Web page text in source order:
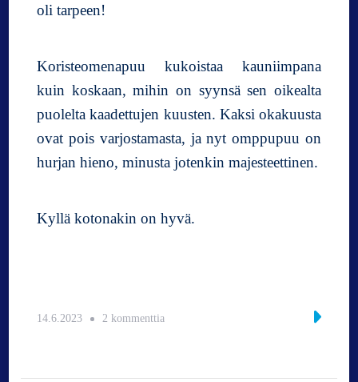
oli tarpeen!
Koristeomenapuu kukoistaa kauniimpana
kuin koskaan, mihin on syynsä sen oikealta
puolelta kaadettujen kuusten. Kaksi okakuusta
ovat pois varjostamasta, ja nyt omppupuu on
hurjan hieno, minusta jotenkin majesteettinen.
Kyllä kotonakin on hyvä.
14.6.2023 2 kommenttia